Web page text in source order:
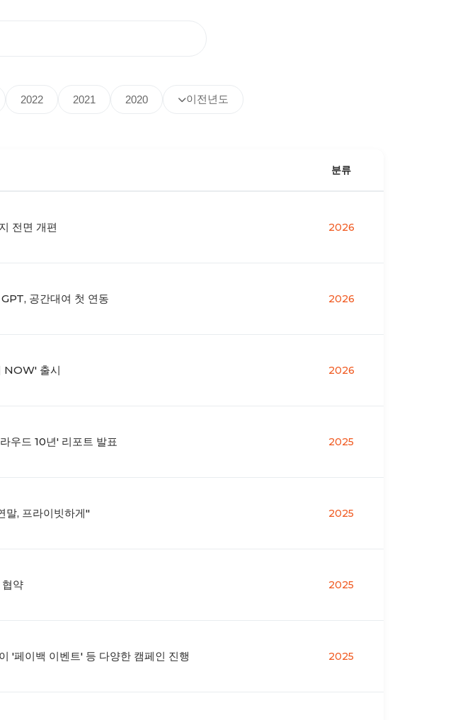
2022 2021 2020 이전년도
분류
전면 개편 2026
공간대여 첫 연동 2026
NOW' 출시 2026
우드 10년' 리포트 발표 2025
말, 프라이빗하게" 2025
협약 2025
'페이백 이벤트' 등 다양한 캠페인 진행 2025